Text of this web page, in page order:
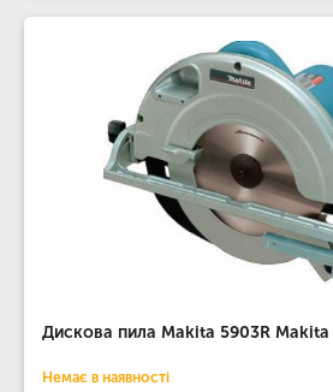
Дискова пила Makita 5903R Makita
Немає в наявності